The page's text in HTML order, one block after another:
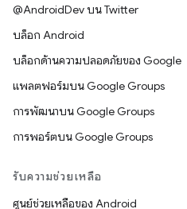
@AndroidDev บน Twitter
บล็อก Android
บล็อกด้านความปลอดภัยของ Google
แพลตฟอร์มบน Google Groups
การพัฒนาบน Google Groups
การพอร์ตบน Google Groups
รับความช่วยเหลือ
ศูนย์ช่วยเหลือของ Android